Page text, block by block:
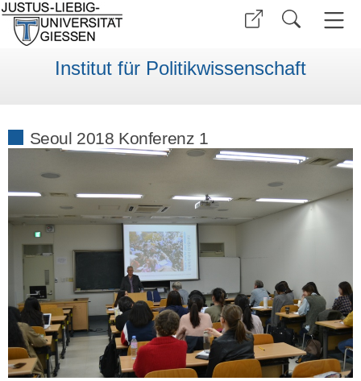
Institut für Politikwissenschaft
Seoul 2018 Konferenz 1